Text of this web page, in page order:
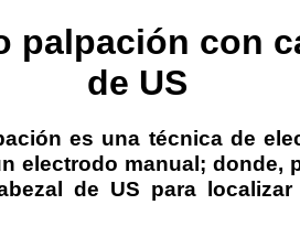
palpación con
de US
es una técnica de
electrodo manual; donde,
de US para